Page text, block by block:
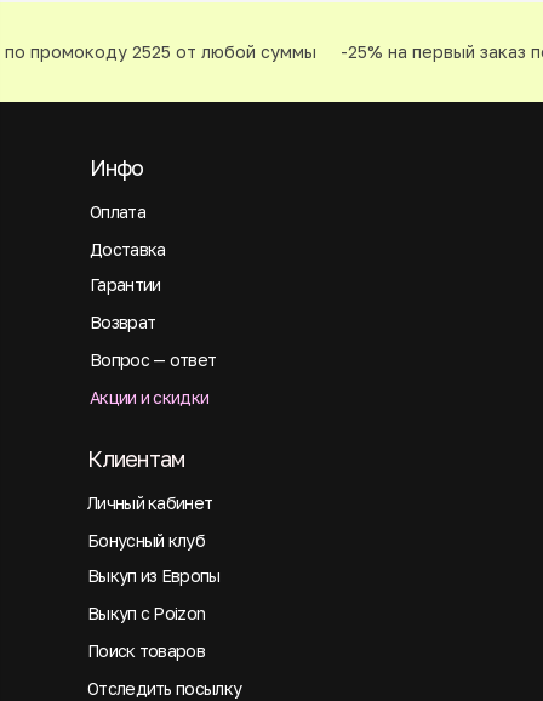
промокоду 2525 от любой суммы -25% на первый заказ
Оплата
Инфо
Доставка
Гарантии
Возврат
Вопрос — ответ
Акции и скидки
Личный кабинет
Клиентам
Бонусный клуб
Выкуп из Европы
Выкуп с Poizon
Поиск товаров
Отследить посылку